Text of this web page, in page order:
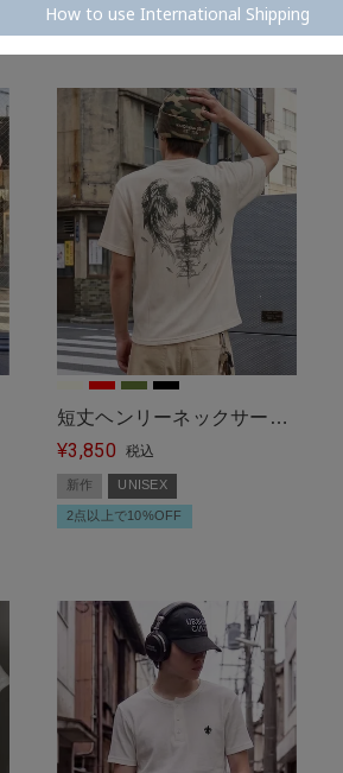
SALEまとめ割対象
短丈ヘンリーネックサーマ
ルTシャツ/バックプリント/
ウィング
¥3,850 税込
新作 UNISEX
2点以上で10%OFF